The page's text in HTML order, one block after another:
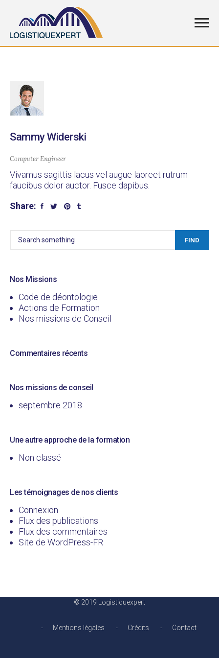
Sammy Widerski
Computer Engineer
Vivamus sagittis lacus vel augue laoreet rutrum
faucibus dolor auctor. Fusce dapibus.
Share:
FIND
Nos Missions
Code de déontologie
Actions de Formation
Nos missions de Conseil
Commentaires récents
Nos missions de conseil
septembre 2018
Une autre approche de la formation
Non classé
Les témoignages de nos clients
Connexion
Flux des publications
Flux des commentaires
Site de WordPress-FR
© 2019 Logistiquexpert
Mentions légales Crédits Contact